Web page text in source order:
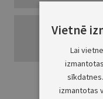
Vietnē
Lai
izmantotas